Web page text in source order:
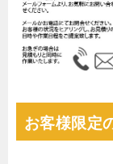
お客様限定